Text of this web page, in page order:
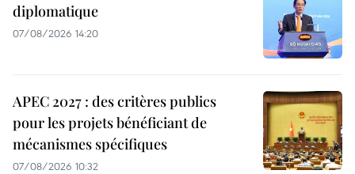
diplomatique
07/08/2026 14:20
APEC 2027 : des critères publics
pour les projets bénéficiant de
mécanismes spécifiques
07/08/2026 10:32